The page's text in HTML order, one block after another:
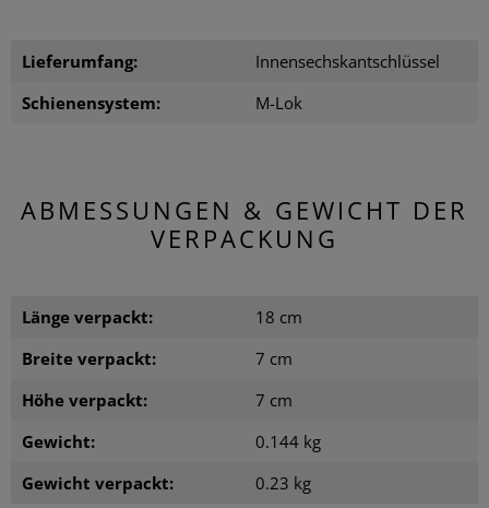
Lieferumfang:
Innensechskantschlüssel
Schienensystem:
M-Lok
ABMESSUNGEN & GEWICHT DER
VERPACKUNG
Länge verpackt:
18 cm
Breite verpackt:
7 cm
Höhe verpackt:
7 cm
Gewicht:
0.144 kg
Gewicht verpackt:
0.23 kg